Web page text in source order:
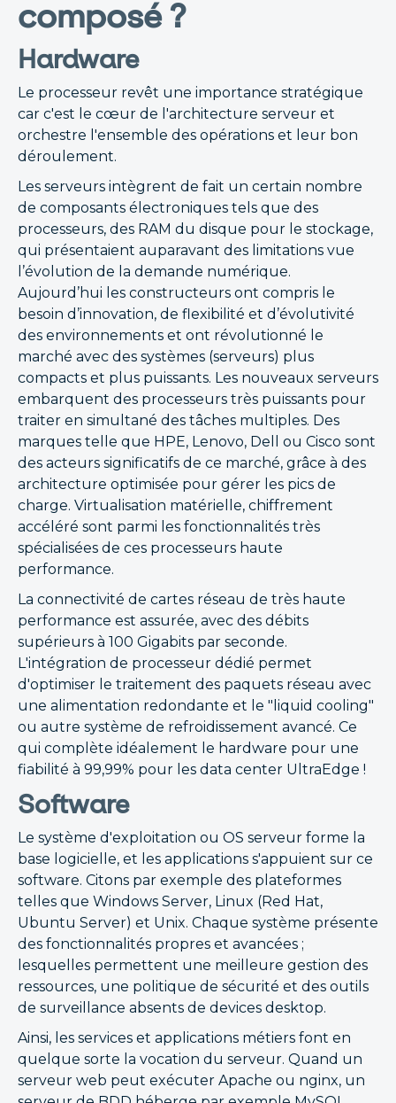
composé ?
Hardware
Le processeur revêt une importance stratégique
car c'est le cœur de l'architecture serveur et
orchestre l'ensemble des opérations et leur bon
déroulement.
Les serveurs intègrent de fait un certain nombre
de composants électroniques tels que des
processeurs, des RAM du disque pour le stockage,
qui présentaient auparavant des limitations vue
l’évolution de la demande numérique.
Aujourd’hui les constructeurs ont compris le
besoin d’innovation, de flexibilité et d’évolutivité
des environnements et ont révolutionné le
marché avec des systèmes (serveurs) plus
compacts et plus puissants. Les nouveaux serveurs
embarquent des processeurs très puissants pour
traiter en simultané des tâches multiples. Des
marques telle que HPE, Lenovo, Dell ou Cisco sont
des acteurs significatifs de ce marché, grâce à des
architecture optimisée pour gérer les pics de
charge. Virtualisation matérielle, chiffrement
accéléré sont parmi les fonctionnalités très
spécialisées de ces processeurs haute
performance.
La connectivité de cartes réseau de très haute
performance est assurée, avec des débits
supérieurs à 100 Gigabits par seconde.
L'intégration de processeur dédié permet
d'optimiser le traitement des paquets réseau avec
une alimentation redondante et le "liquid cooling"
ou autre système de refroidissement avancé. Ce
qui complète idéalement le hardware pour une
fiabilité à 99,99% pour les data center UltraEdge !
Software
Le système d'exploitation ou OS serveur forme la
base logicielle, et les applications s'appuient sur ce
software. Citons par exemple des plateformes
telles que Windows Server, Linux (Red Hat,
Ubuntu Server) et Unix. Chaque système présente
des fonctionnalités propres et avancées ;
lesquelles permettent une meilleure gestion des
ressources, une politique de sécurité et des outils
de surveillance absents de devices desktop.
Ainsi, les services et applications métiers font en
quelque sorte la vocation du serveur. Quand un
serveur web peut exécuter Apache ou nginx, un